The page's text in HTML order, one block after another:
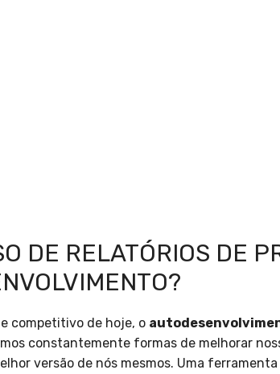
DE RELATÓRIOS DE
competitivo de hoje, o
constantemente formas de melhorar
versão de nós mesmos. Uma